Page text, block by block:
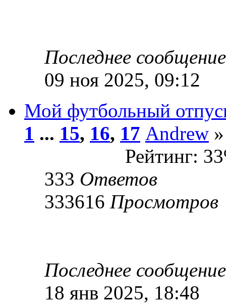
Последнее
09 ноя 2025, 09:12
Мой футбольный
1 ... 15, 16, 17 Andrew
Рейтинг:
333 Ответов
333616 Просмотров
Последнее
18 янв 2025, 18:48